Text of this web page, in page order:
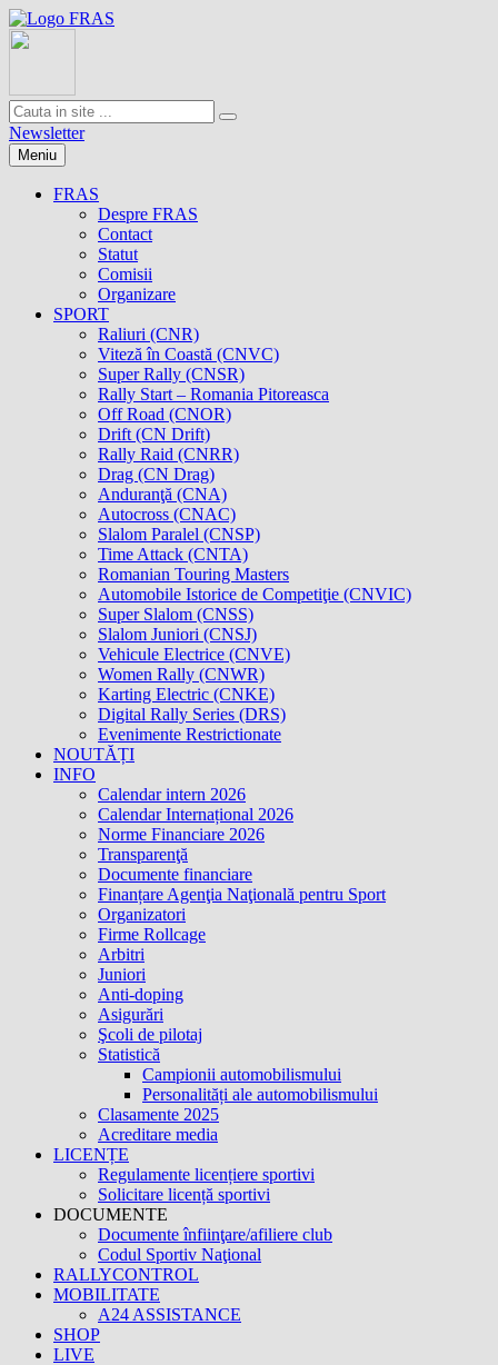
Newsletter
Meniu
FRAS
Despre FRAS
Contact
Statut
Comisii
Organizare
SPORT
Raliuri (CNR)
Viteză în Coastă (CNVC)
Super Rally (CNSR)
Rally Start – Romania Pitoreasca
Off Road (CNOR)
Drift (CN Drift)
Rally Raid (CNRR)
Drag (CN Drag)
Anduranţă (CNA)
Autocross (CNAC)
Slalom Paralel (CNSP)
Time Attack (CNTA)
Romanian Touring Masters
Automobile Istorice de Competiţie (CNVIC)
Super Slalom (CNSS)
Slalom Juniori (CNSJ)
Vehicule Electrice (CNVE)
Women Rally (CNWR)
Karting Electric (CNKE)
Digital Rally Series (DRS)
Evenimente Restrictionate
NOUTĂȚI
INFO
Calendar intern 2026
Calendar Internațional 2026
Norme Financiare 2026
Transparenţă
Documente financiare
Finanțare Agenţia Naţională pentru Sport
Organizatori
Firme Rollcage
Arbitri
Juniori
Anti-doping
Asigurări
Şcoli de pilotaj
Statistică
Campionii automobilismului
Personalități ale automobilismului
Clasamente 2025
Acreditare media
LICENȚE
Regulamente licențiere sportivi
Solicitare licență sportivi
DOCUMENTE
Documente înfiinţare/afiliere club
Codul Sportiv Naţional
RALLYCONTROL
MOBILITATE
A24 ASSISTANCE
SHOP
LIVE